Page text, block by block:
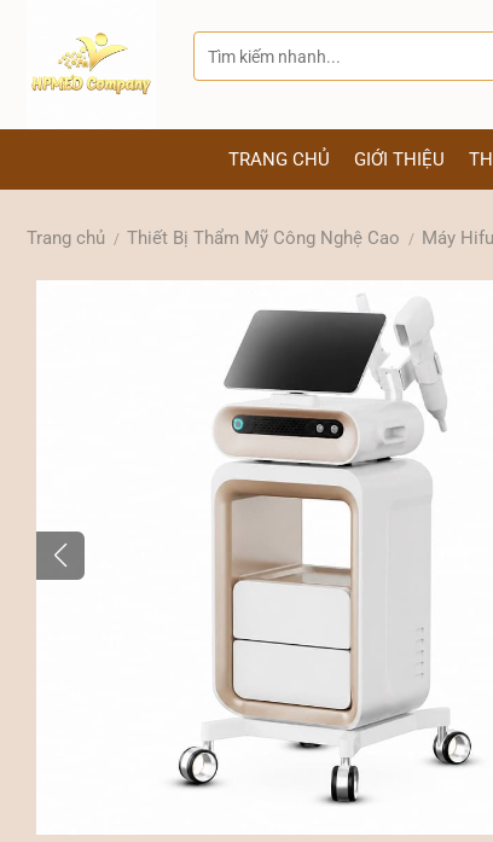
Tìm
kiếm:
TRANG CHỦ GIỚI THIỆU
Trang chủ / Thiết Bị Thẩm Mỹ Công Nghệ Cao / Máy